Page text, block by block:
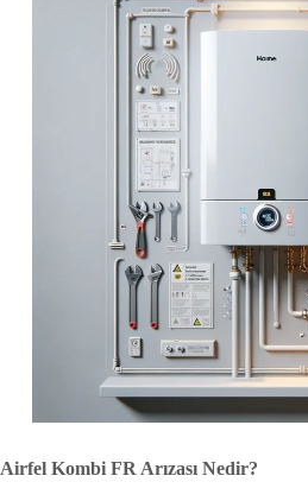
Airfel Kombi FR Arızası Nedir?